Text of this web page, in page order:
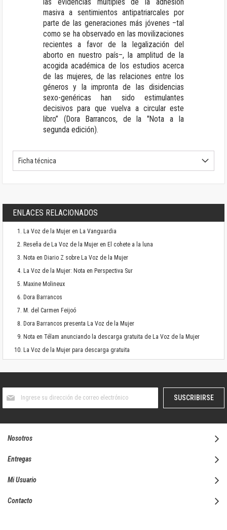
las evidencias múltiples de la adhesión
masiva a sentimientos antipatriarcales por
parte de las generaciones más jóvenes –tal
como se ha observado en las movilizaciones
recientes a favor de la legalización del
aborto en nuestro país–, la amplitud de la
acogida académica de los estudios acerca
de las mujeres, de las relaciones entre los
géneros y la impronta de las disidencias
sexo-genéricas han sido estimulantes
decisivos para que vuelva a circular este
libro” (Dora Barrancos, de la "Nota a la
segunda edición).
Ficha técnica
ENLACES RELACIONADOS
La Voz de la Mujer en La Vanguardia
Reseña de La Voz de la Mujer en El cohete a la luna
Nota en Diario Z sobre La Voz de la Mujer
La Voz de la Mujer: Nota en Perspectiva Sur
Maxine Molineux
Dora Barrancos
M. del Carmen Feijoó
Dora Barrancos presenta La Voz de la Mujer
Nota en Télam anunciando la descarga gratuita de La Voz de la Mujer
La Voz de la Mujer para descarga gratuita
boletín
SUSCRIBIRSE
Nosotros
Entregas
Mi Usuario
Contacto